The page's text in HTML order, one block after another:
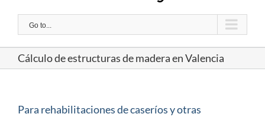
Go to...
Cálculo de estructuras de madera en Valencia
Para rehabilitaciones de caseríos y otras